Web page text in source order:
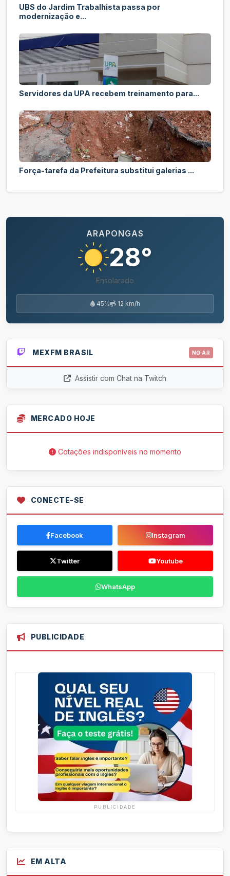
UBS do Jardim Trabalhista passa por
modernização e...
Servidores da UPA recebem treinamento para...
Força-tarefa da Prefeitura substitui galerias ...
ARAPONGAS
28°
Ensolarado
45% 12 km/h
MEXFM BRASIL NO AR
Assistir com Chat na Twitch
MERCADO HOJE
Cotações indisponíveis no momento
CONECTE-SE
Facebook Instagram
Twitter Youtube
WhatsApp
PUBLICIDADE
PUBLICIDADE
EM ALTA